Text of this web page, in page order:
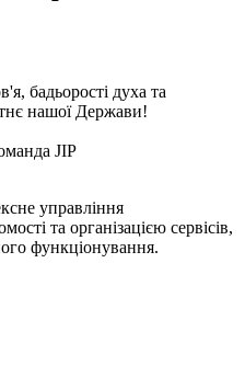
бадьорості духа та
нашої Держави!
JIP
управління
та організацією сервісів,
функціонування.